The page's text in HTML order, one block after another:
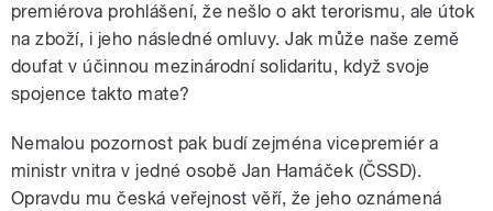
premiérova prohlášení, že nešlo o akt terorismu, ale útok
na zboží, i jeho následné omluvy. Jak může naše země
doufat v účinnou mezinárodní solidaritu, když svoje
spojence takto mate?
Nemalou pozornost pak budí zejména vicepremiér a
ministr vnitra v jedné osobě Jan Hamáček (ČSSD).
Opravdu mu česká veřejnost věří, že jeho oznámená